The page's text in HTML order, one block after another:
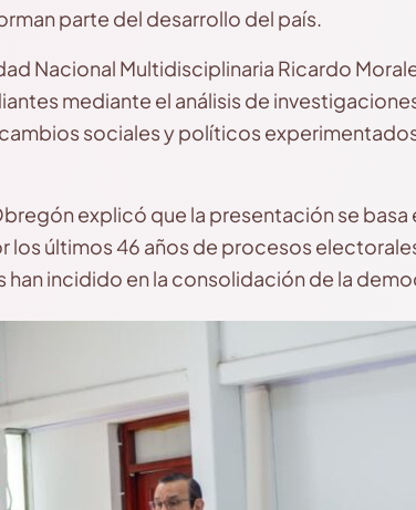
parte del desarrollo del país.
Nacional Multidisciplinaria Ricardo
mediante el análisis de
sociales y políticos
explicó que la presentación se basa
los últimos 46 años de procesos
incidido en la consolidación de la